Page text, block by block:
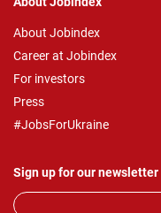
About Jobindex
Career at Jobindex
For investors
Press
#JobsForUkraine
Sign up for our newsletter